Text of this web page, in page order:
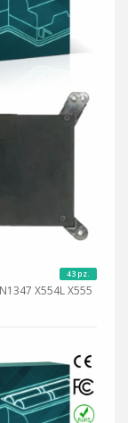
43 pz.
X554L X555